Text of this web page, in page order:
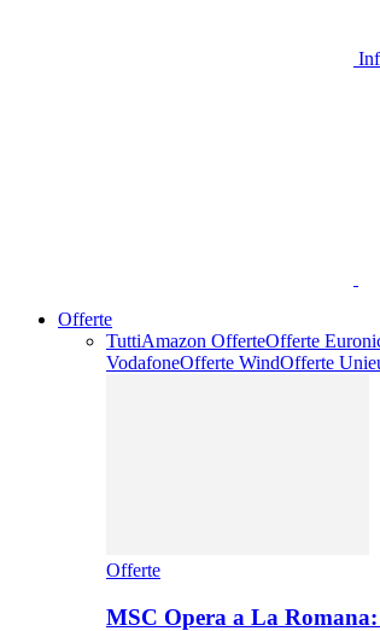
Offerte
TuttiAmazon OfferteOfferte
VodafoneOfferte WindOfferte
Offerte
MSC Opera a La